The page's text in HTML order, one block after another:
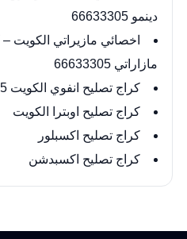
دينمو 66633305
اخصائي مازيراتي
مازاراتي 66633305
كراج تصليح انفوي الكويت 66633305 اخصائي جيمس
كراج تصليح اوبترا الكويت
كراج تصليح اكسبلور
كراج تصليح اكسبدشن